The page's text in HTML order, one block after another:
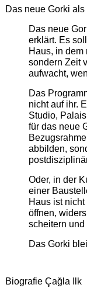
Das neue Gorki
Das neue
erklärt. Es
Haus, in dem
sondern Zeit
aufwacht,
Das
nicht auf ihr.
Studio,
für das neue
abbilden,
Oder, in der
einer
Haus ist
öffnen,
scheitern
Das Gorki
Biografie Çağla Ilk